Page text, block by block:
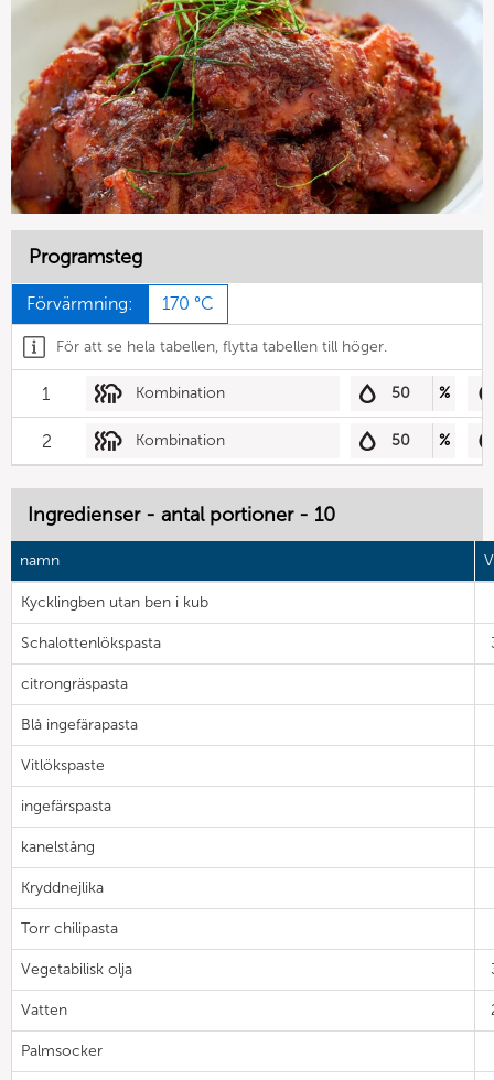
Programsteg
Förvärmning: 170 °C
För att se hela tabellen, flytta tabellen till höger.
1 Kombination 50 %
2 Kombination 50 %
Ingredienser - antal portioner - 10
namn
Kycklingben utan ben i kub
Schalottenlökspasta
citrongräspasta
Blå ingefärapasta
Vitlökspaste
ingefärspasta
kanelstång
Kryddnejlika
Torr chilipasta
Vegetabilisk olja
Vatten
Palmsocker